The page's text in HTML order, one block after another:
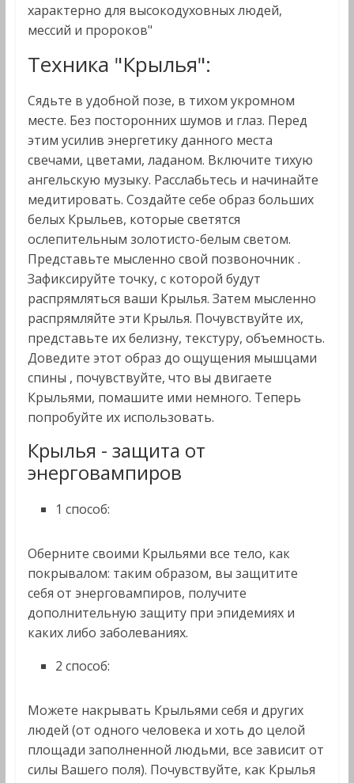
характерно для высокодуховных людей,
мессий и пророков"
Техника "Крылья":
Сядьте в удобной позе, в тихом укромном
месте. Без посторонних шумов и глаз. Перед
этим усилив энергетику данного места
свечами, цветами, ладаном. Включите тихую
ангельскую музыку. Расслабьтесь и начинайте
медитировать. Создайте себе образ больших
белых Крыльев, которые светятся
ослепительным золотисто-белым светом.
Представьте мысленно свой позвоночник .
Зафиксируйте точку, с которой будут
распрямляться ваши Крылья. Затем мысленно
распрямляйте эти Крылья. Почувствуйте их,
представьте их белизну, текстуру, объемность.
Доведите этот образ до ощущения мышцами
спины , почувствуйте, что вы двигаете
Крыльями, помашите ими немного. Теперь
попробуйте их использовать.
Крылья - защита от
энерговампиров
1 способ:
Оберните своими Крыльями все тело, как
покрывалом: таким образом, вы защитите
себя от энерговампиров, получите
дополнительную защиту при эпидемиях и
каких либо заболеваниях.
2 способ:
Можете накрывать Крыльями себя и других
людей (от одного человека и хоть до целой
площади заполненной людьми, все зависит от
силы Вашего поля). Почувствуйте, как Крылья